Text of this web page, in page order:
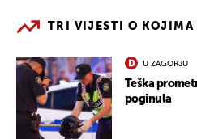
TRI VIJESTI O KOJIMA
U ZAGORJU
Teška
poginula